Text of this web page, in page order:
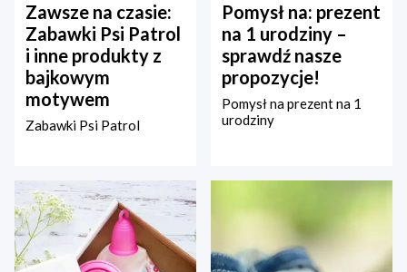
Zawsze na czasie:
Zabawki Psi Patrol
i inne produkty z
bajkowym
motywem
Zabawki Psi Patrol
Pomysł na: prezent
na 1 urodziny –
sprawdź nasze
propozycje!
Pomysł na prezent na 1
urodziny